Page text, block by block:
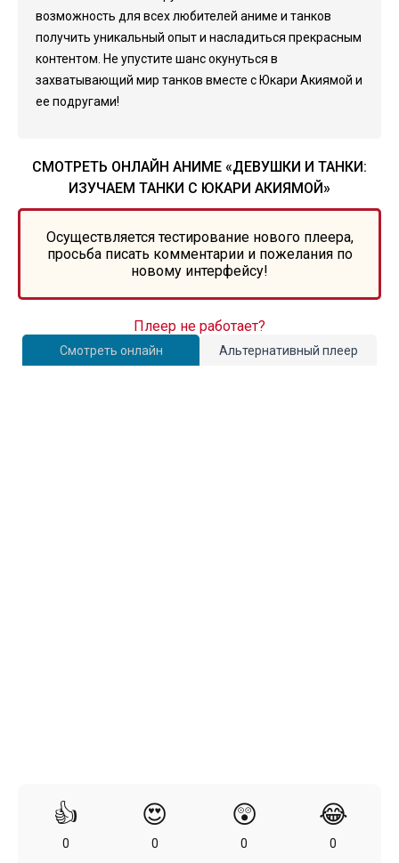
возможность для всех любителей аниме и танков
получить уникальный опыт и насладиться прекрасным
контентом. Не упустите шанс окунуться в
захватывающий мир танков вместе с Юкари Акиямой и
ее подругами!
СМОТРЕТЬ ОНЛАЙН АНИМЕ «ДЕВУШКИ И ТАНКИ:
ИЗУЧАЕМ ТАНКИ С ЮКАРИ АКИЯМОЙ»
Осуществляется тестирование нового плеера,
просьба писать комментарии и пожелания по
новому интерфейсу!
Смотреть онлайн Альтернативный плеер
Плеер не работает?
👍
0
😍
0
😲
0
😂
0